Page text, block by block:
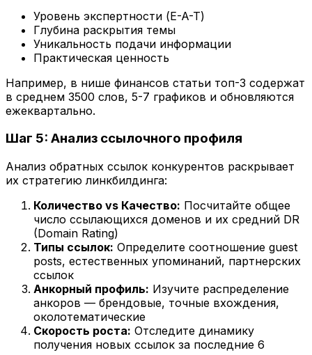
Уровень экспертности (E-A-T)
Глубина раскрытия темы
Уникальность подачи информации
Практическая ценность
Например, в нише финансов статьи топ-3 содержат
в среднем 3500 слов, 5-7 графиков и обновляются
ежеквартально.
Шаг 5: Анализ ссылочного профиля
Анализ обратных ссылок конкурентов раскрывает
их стратегию линкбилдинга:
Количество vs Качество: Посчитайте общее
число ссылающихся доменов и их средний DR
(Domain Rating)
Типы ссылок: Определите соотношение guest
posts, естественных упоминаний, партнерских
ссылок
Анкорный профиль: Изучите распределение
анкоров — брендовые, точные вхождения,
околотематические
Скорость роста: Отследите динамику
получения новых ссылок за последние 6